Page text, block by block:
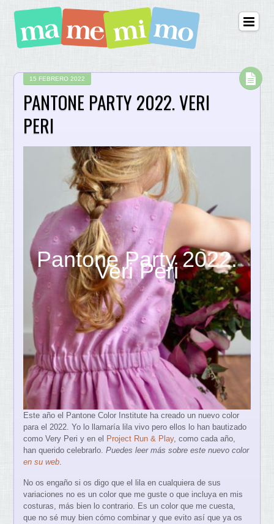
15 FEBRERO 2022
PANTONE PARTY 2022. VERI
PERI
Pantone Party 2022.
Veri Peri
Este año el Pantone Color Institute ha creado un nuevo color
para el 2022. Yo lo llamaría lila vivo pero ellos lo han bautizado
como Very Peri y en el Project Run & Play, como cada año,
han querido celebrarlo.Puedes leer más sobre este nuevo color
en su web.
No os engaño si os digo que el lila en cualquiera de sus
variaciones no es un color que me guste o que incluya en mis
costuras, más bien lo contrario. Es un color que me cuesta,
que no sé muy bien cómo combinar y que evito así que ya os